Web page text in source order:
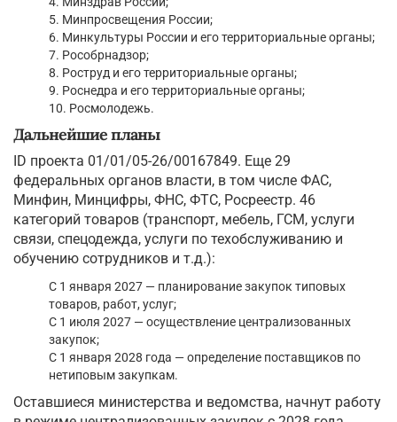
5. Минпросвещения России;
6. Минкультуры России и его территориальные органы;
7. Рособрнадзор;
8. Роструд и его территориальные органы;
9. Роснедра и его территориальные органы;
10. Росмолодежь.
Дальнейшие планы
ID проекта 01/01/05-26/00167849. Еще 29
федеральных органов власти, в том числе ФАС,
Минфин, Минцифры, ФНС, ФТС, Росреестр. 46
категорий товаров (транспорт, мебель, ГСМ, услуги
связи, спецодежда, услуги по техобслуживанию и
обучению сотрудников и т.д.):
С 1 января 2027 — планирование закупок типовых
товаров, работ, услуг;
С 1 июля 2027 — осуществление централизованных
закупок;
С 1 января 2028 года — определение поставщиков по
нетиповым закупкам.
Оставшиеся министерства и ведомства, начнут работу